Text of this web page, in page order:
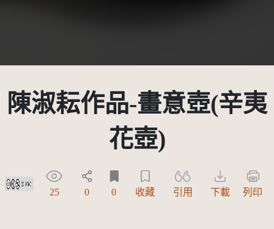
陳淑耘作品-畫意壺(辛夷
花壺)
創用CC姓名標示-非商業性 3.0 台灣及其後版本(CC BY-NC 3.0 TW +)
25 0 0 收藏 引用 下載 列印